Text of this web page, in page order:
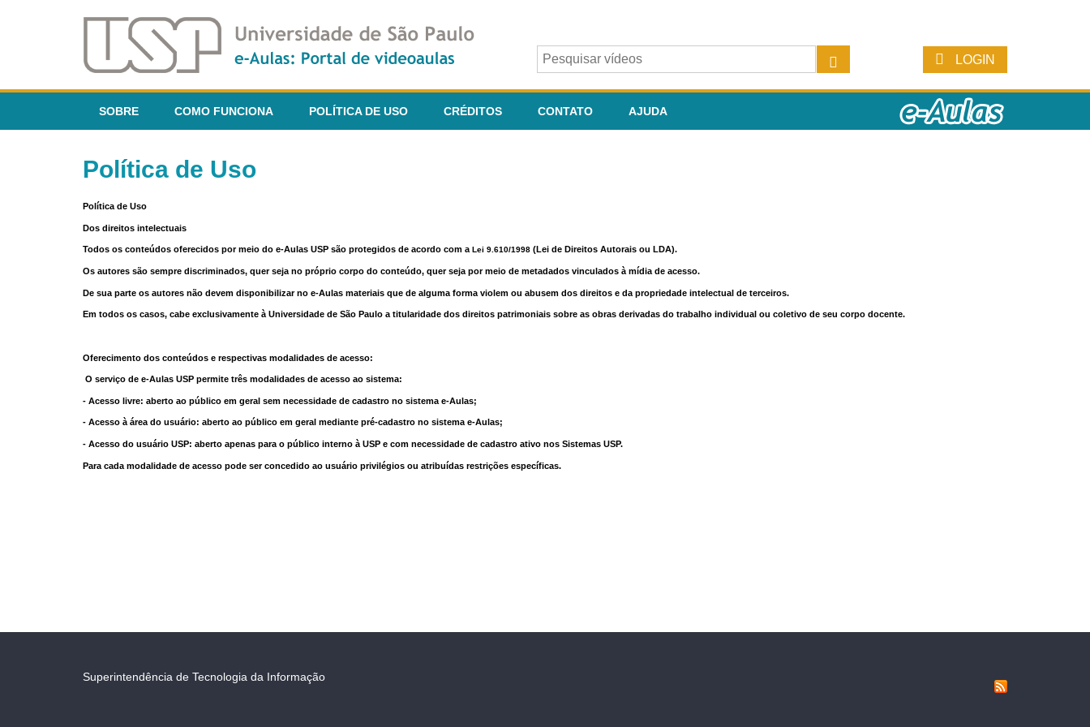
LOGIN
SOBRE COMO FUNCIONA POLÍTICA DE USO CRÉDITOS CONTATO AJUDA
Política de Uso
Política de Uso
Dos direitos intelectuais
Todos os conteúdos oferecidos por meio do e-Aulas USP são protegidos de acordo com a Lei 9.610/1998 (Lei de Direitos Autorais ou LDA).
Os autores são sempre discriminados, quer seja no próprio corpo do conteúdo, quer seja por meio de metadados vinculados à mídia de acesso.
De sua parte os autores não devem disponibilizar no e-Aulas materiais que de alguma forma violem ou abusem dos direitos e da propriedade intelectual de terceiros.
Em todos os casos, cabe exclusivamente à Universidade de São Paulo a titularidade dos direitos patrimoniais sobre as obras derivadas do trabalho individual ou coletivo de seu corpo docente.
Oferecimento dos conteúdos e respectivas modalidades de acesso:
O serviço de e-Aulas USP permite três modalidades de acesso ao sistema:
- Acesso livre: aberto ao público em geral sem necessidade de cadastro no sistema e-Aulas;
- Acesso à área do usuário: aberto ao público em geral mediante pré-cadastro no sistema e-Aulas;
- Acesso do usuário USP: aberto apenas para o público interno à USP e com necessidade de cadastro ativo nos Sistemas USP.
Para cada modalidade de acesso pode ser concedido ao usuário privilégios ou atribuídas restrições específicas.
Superintendência de Tecnologia da Informação